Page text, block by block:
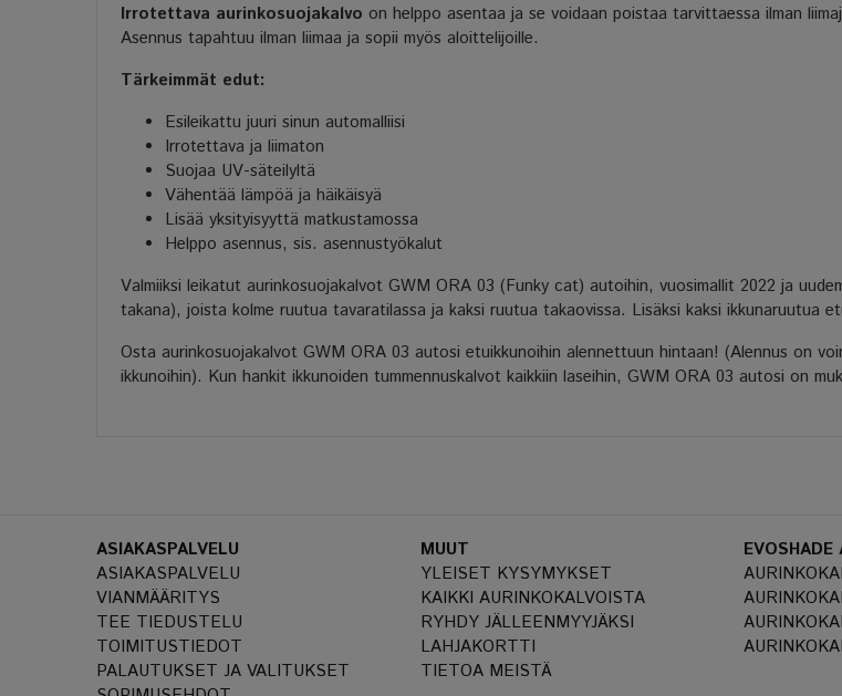
Irrotettava aurinkosuojakalvo on helppo asentaa ja se voidaan poistaa tarvittaessa ilman
Asennus tapahtuu ilman liimaa ja sopii myös aloittelijoille.
Tärkeimmät edut:
Esileikattu juuri sinun automalliisi
Irrotettava ja liimaton
Suojaa UV-säteilyltä
Vähentää lämpöä ja häikäisyä
Lisää yksityisyyttä matkustamossa
Helppo asennus, sis. asennustyökalut
Valmiiksi leikatut aurinkosuojakalvot GWM ORA 03 (Funky cat) autoihin, vuosimallit 2022 ja
takana), joista kolme ruutua tavaratilassa ja kaksi ruutua takaovissa. Lisäksi kaksi ikkunaruutua
Osta aurinkosuojakalvot GWM ORA 03 autosi etuikkunoihin alennettuun hintaan! (Alennus on
ikkunoihin). Kun hankit ikkunoiden tummennuskalvot kaikkiin laseihin, GWM ORA 03 autosi on
ASIAKASPALVELU
ASIAKASPALVELU
VIANMÄÄRITYS
TEE TIEDUSTELU
TOIMITUSTIEDOT
PALAUTUKSET JA VALITUKSET
MUUT
YLEISET KYSYMYKSET
KAIKKI AURINKOKALVOISTA
RYHDY JÄLLEENMYYJÄKSI
LAHJAKORTTI
TIETOA MEISTÄ
EVOSHADE